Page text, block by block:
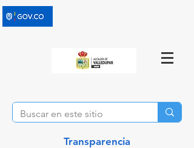
Transparencia